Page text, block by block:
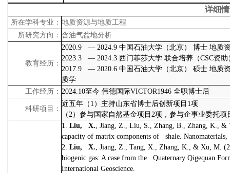
详细
所在学科专业： 地质资源与地质工程
所研究方向： 含油气盆地分析
教育经历：
2020.9 — 2024.9 中国石油大学（北京） 博士 地质
2023.3 — 2024.3 西门菲莎大学 联合培养（CSC资助
2017.9 — 2020.6 中国石油大学（北京） 硕士 地质
质学
工作经历： 2024.10至今 伟德国际VICTOR1946 全职博士后
科研项目：
近五年（ 1 ）主持山东省博士后创新项目 1项
（2）参与国家自然基金项目 2项，参与企事业委托项
1. Liu, X., Jiang, Z., Liu, S., Zhang, B., Zhang, K., &
capacity of matrix components of shale. Nanomaterials,
2. Liu, X., Jiang, Z., Tang, X., Zhang, K., & Xu, M.
biogenic gas: A case from the Quaternary Qigequan
International Geoscience.